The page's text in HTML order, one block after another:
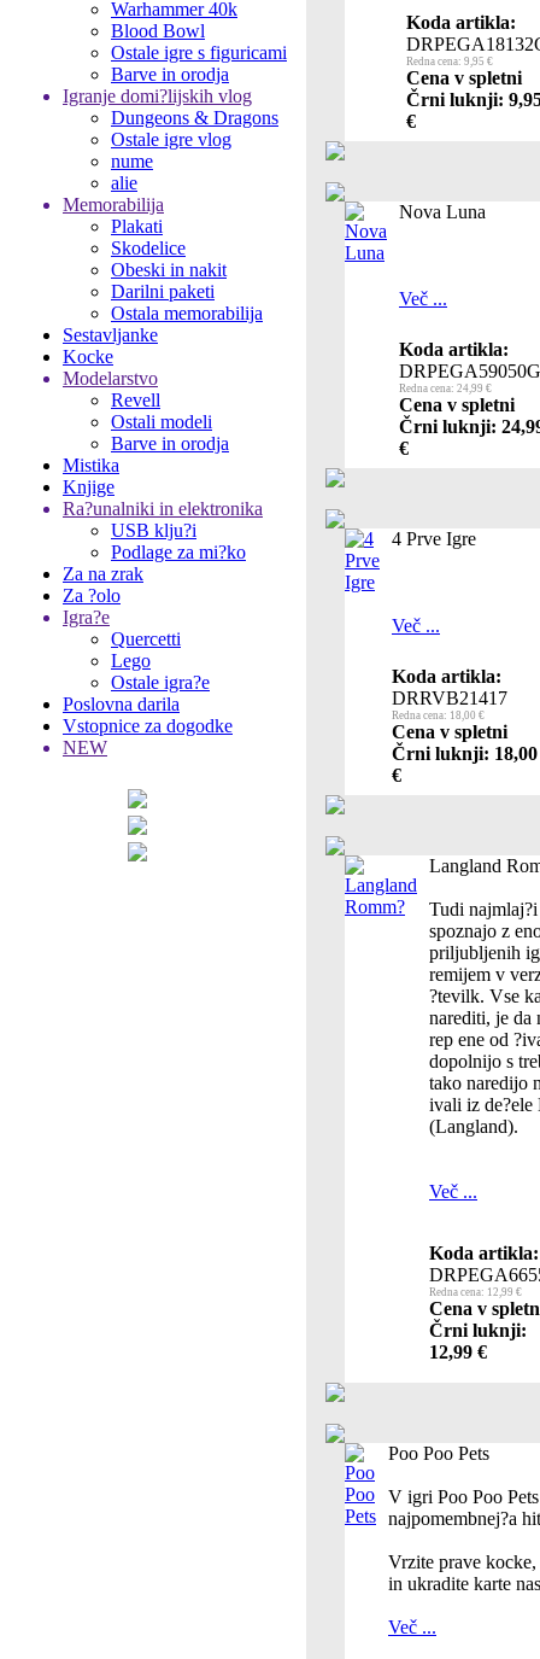
Warhammer 40k
Blood Bowl
Ostale igre s figuricami
Barve in orodja
Igranje domi?lijskih vlog
Dungeons & Dragons
Ostale igre vlog
nume
alie
Memorabilija
Plakati
Skodelice
Obeski in nakit
Darilni paketi
Ostala memorabilija
Sestavljanke
Kocke
Modelarstvo
Revell
Ostali modeli
Barve in orodja
Mistika
Knjige
Ra?unalniki in elektronika
USB klju?i
Podlage za mi?ko
Za na zrak
Za ?olo
Igra?e
Quercetti
Lego
Ostale igra?e
Poslovna darila
Vstopnice za dogodke
NEW
Koda artikla:
Redna cena: 9,95 €
Cena v spletni
Črni luknji:
€
Nova Luna
Več ...
Koda artikla:
DRPEGA59050G
Redna cena: 24,99 €
Cena v spletni
Črni luknji:
€
4 Prve Igre
Več ...
Koda artikla:
DRRVB21417
Redna cena: 18,00 €
Cena v spletni
Črni luknji: 18,00
€
Langland
Tudi
spoznajo z
priljubljenih
remijem v
?tevilk. Vse
narediti, je da
rep ene od
dopolnijo s
tako naredijo
ivali iz
(Langland).
Več ...
Koda artikla:
Redna cena: 12,99 €
Cena v
Črni luknji:
12,99 €
Poo Poo Pets
V igri Poo Poo
najpomembnej?a
Vrzite prave
in ukradite karte
Več ...